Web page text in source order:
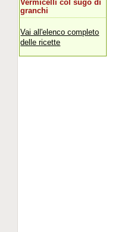
Vermicelli col sugo di
granchi
Vai all'elenco completo
delle ricette